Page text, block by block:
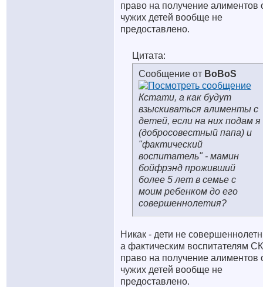
право на получение алиментов
чужих детей вообще не
предоставлено.
Цитата:
Сообщение от BoBoS
Кстати, а как будут
взыскиваться алименты с
детей, если на них подам я
(добросовестный папа) и
"фактический
воспитатель" - мамин
бойфрэнд проживший
более 5 лет в семье с
моим ребенком до его
совершеннолетия?
Никак - дети не
а фактическим воспитателям
право на получение алиментов
чужих детей вообще не
предоставлено.